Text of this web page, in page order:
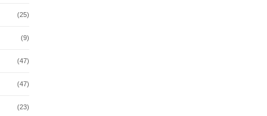
(25)
(9)
(47)
(47)
(23)